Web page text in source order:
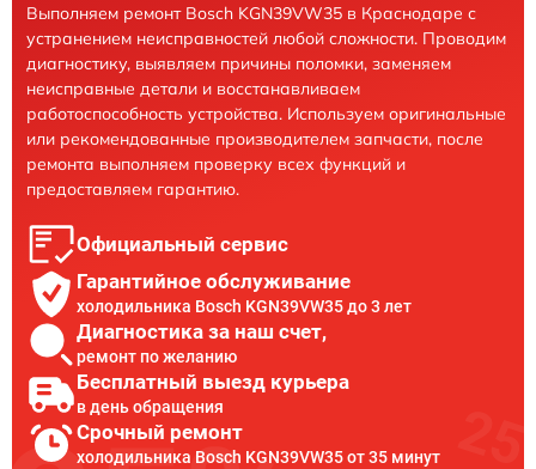
Выполняем ремонт Bosch KGN39VW35 в Краснодаре с
устранением неисправностей любой сложности. Проводим
диагностику, выявляем причины поломки, заменяем
неисправные детали и восстанавливаем
работоспособность устройства. Используем оригинальные
или рекомендованные производителем запчасти, после
ремонта выполняем проверку всех функций и
предоставляем гарантию.
Официальный сервис
Гарантийное обслуживание
холодильника Bosch KGN39VW35 до 3 лет
Диагностика за наш счет,
ремонт по желанию
Бесплатный выезд курьера
в день обращения
Срочный ремонт
холодильника Bosch KGN39VW35 от 35 минут